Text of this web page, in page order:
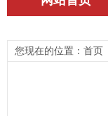
您现在的位置： 首页